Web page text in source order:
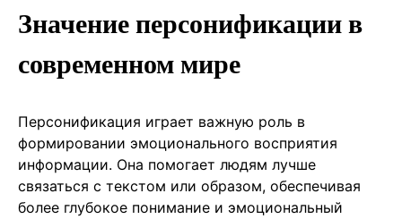
Значение персонификации в
современном мире
Персонификация играет важную роль в
формировании эмоционального восприятия
информации. Она помогает людям лучше
связаться с текстом или образом, обеспечивая
более глубокое понимание и эмоциональный